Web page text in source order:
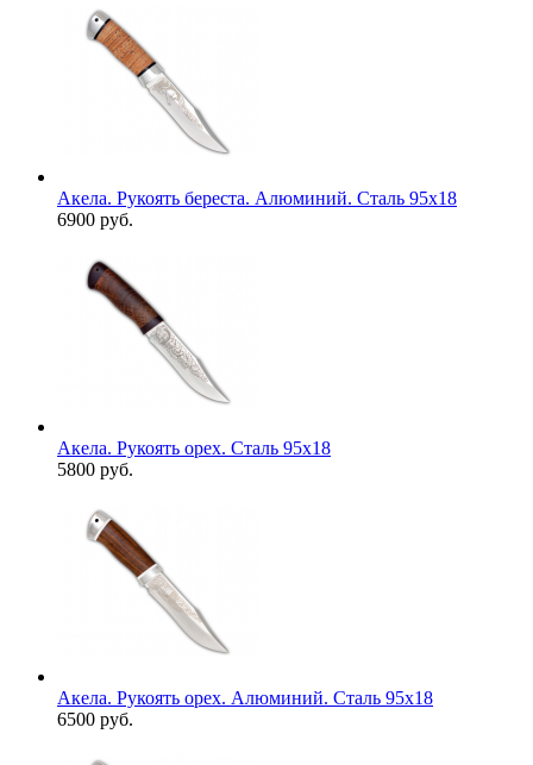
Акела. Рукоять береста. Алюминий. Сталь 95х18
6900 руб.
Акела. Рукоять орех. Сталь 95х18
5800 руб.
Акела. Рукоять орех. Алюминий. Сталь 95х18
6500 руб.